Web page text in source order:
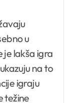
u
je lakša igra
na to
igraju
težine